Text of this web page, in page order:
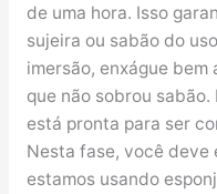
de uma hora. Isso
sujeira ou sabão do
imersão, enxágue
que não sobrou
está pronta para ser
Nesta fase, você deve
estamos usando